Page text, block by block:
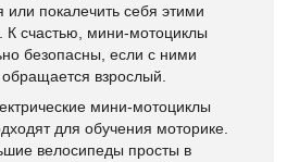
или покалечить себя этими
К счастью, мини-мотоциклы
безопасны, если с ними
взрослый.
мини-мотоциклы
для обучения моторике.
велосипеды просты в